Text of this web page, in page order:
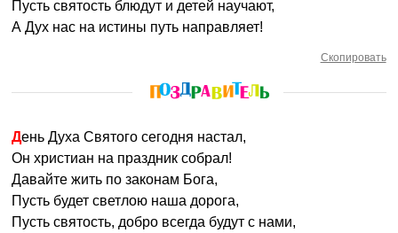
Пусть святость блюдут и детей научают,
А Дух нас на истины путь направляет!
Скопировать
День Духа Святого сегодня настал,
Он христиан на праздник собрал!
Давайте жить по законам Бога,
Пусть будет светлою наша дорога,
Пусть святость, добро всегда будут с нами,